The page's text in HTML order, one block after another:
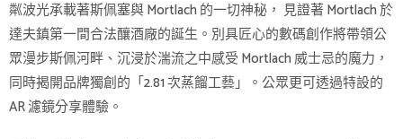
粼波光承載著斯佩塞與 Mortlach 的一切神秘， 見證著 Mortlach 於
達夫鎮第一間合法釀酒廠的誕生。別具匠心的數碼創作將帶領公
眾漫步斯佩河畔、沉浸於湍流之中感受 Mortlach 威士忌的魔力，
同時揭開品牌獨創的「2.81 次蒸餾工藝」。公眾更可透過特設的
AR 濾鏡分享體驗。